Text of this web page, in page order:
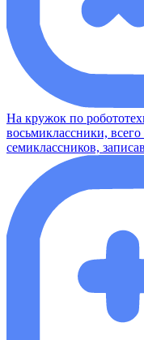
На кружок по
восьмиклассники,
семиклассников,